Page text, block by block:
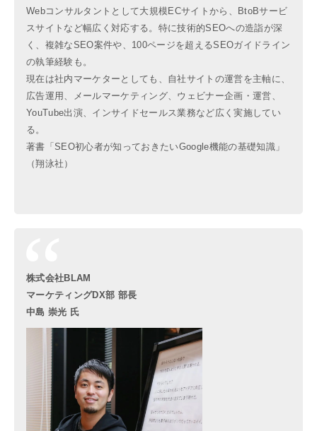
Webコンサルタントとして大規模ECサイトから、BtoBサービ
スサイトなど幅広く対応する。特に技術的SEOへの造詣が深
く、複雑なSEO案件や、100ページを超えるSEOガイドライン
の執筆経験も。
現在は社内マーケターとしても、自社サイトの運営を主軸に、
広告運用、メールマーケティング、ウェビナー企画・運営、
YouTube出演、インサイドセールス業務など広く実施してい
る。
著書「SEO初心者が知っておきたいGoogle機能の基礎知識」
（翔泳社）
株式会社BLAM
マーケティングDX部 部長
中島 崇光 氏